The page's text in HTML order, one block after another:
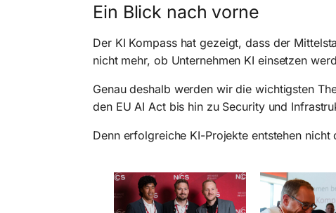
Ein Blick nach vorne
Der KI Kompass hat gezeigt, dass der
nicht mehr, ob Unternehmen KI einsetzen
Genau deshalb werden wir die wichtigsten
den EU AI Act bis hin zu Security und
Denn erfolgreiche KI-Projekte entstehen